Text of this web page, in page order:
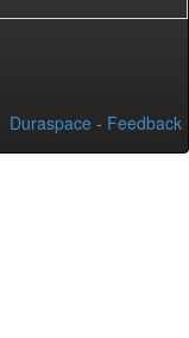
Duraspace - Feedback